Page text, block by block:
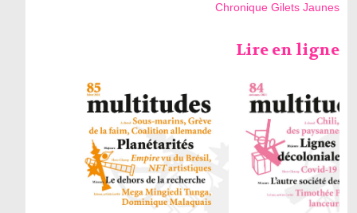
Chronique Gilets Jaunes
Lire en ligne